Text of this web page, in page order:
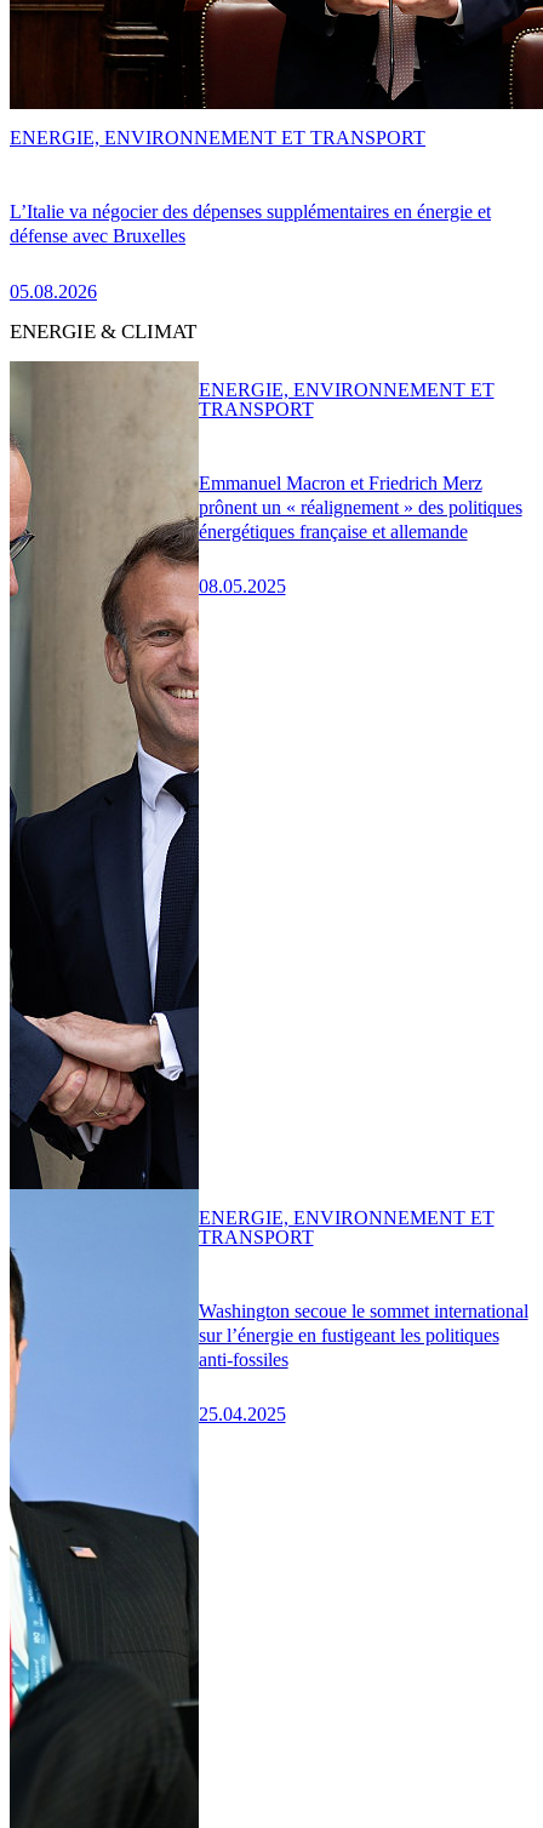
L’Italie va négocier des dépenses supplémentaires en énergie et
défense avec Bruxelles
05.08.2026
ENERGIE, ENVIRONNEMENT ET TRANSPORT
ENERGIE & CLIMAT
Emmanuel Macron et Friedrich Merz
prônent un « réalignement » des politiques
énergétiques française et allemande
08.05.2025
ENERGIE, ENVIRONNEMENT ET
TRANSPORT
Washington secoue le sommet international
sur l’énergie en fustigeant les politiques
anti-fossiles
25.04.2025
ENERGIE, ENVIRONNEMENT ET
TRANSPORT